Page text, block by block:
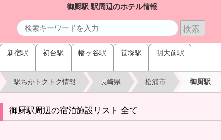
御厨駅 駅周辺のホテル情報
新宿駅 初台駅 幡ヶ谷駅 笹塚駅 明大前駅
駅ちかトクトク情報 長崎県 松浦市 御厨駅
御厨駅周辺の宿泊施設リスト 全て